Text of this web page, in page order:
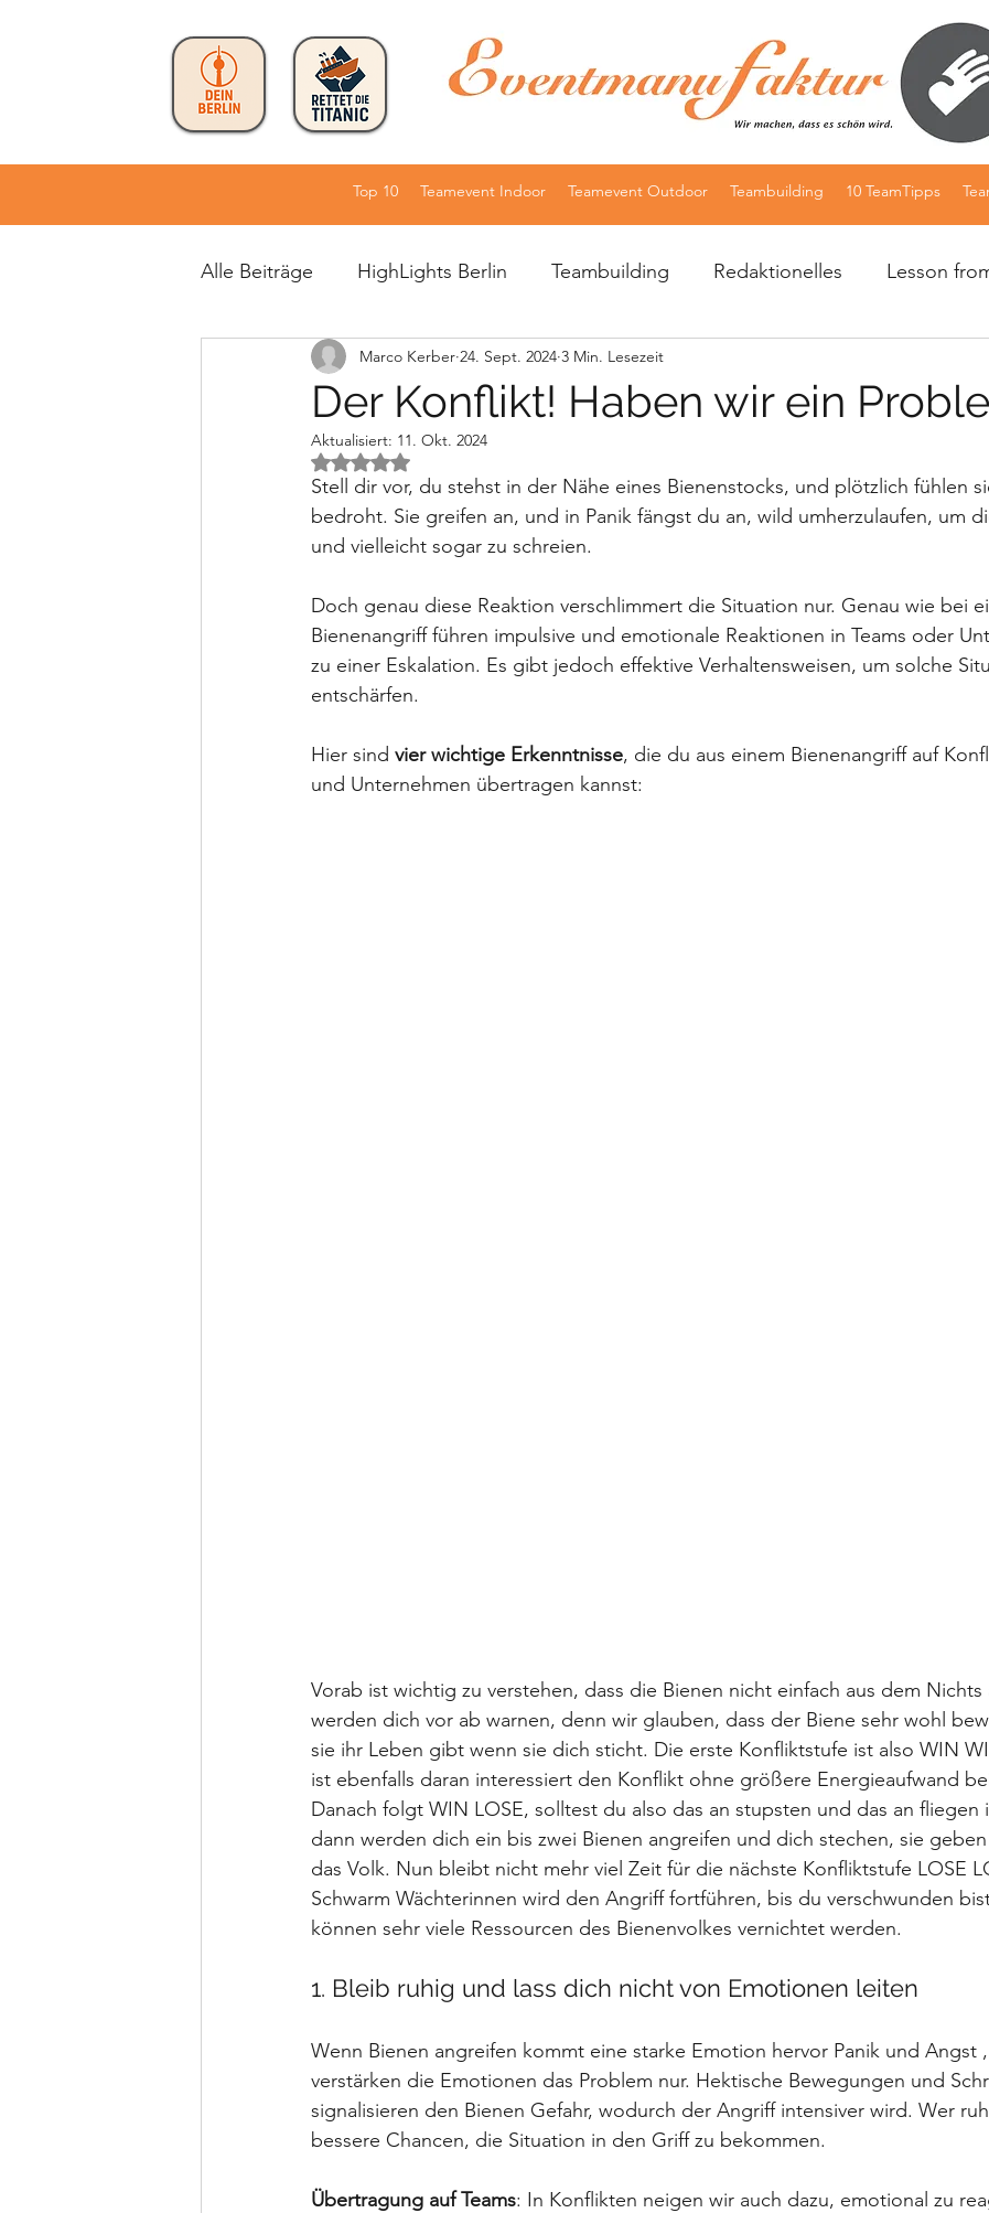
Top 10 Teamevent Indoor Teamevent Outdoor Teambuilding 10 TeamTipps
Alle Beiträge HighLights Berlin Teambuilding Redaktionelles Lesson
Workshopformate TOP 10 Germany Hochzeitsplaner
Der Konflikt! Haben wir ein
Marco Kerber 24. Sept. 2024 3 Min. Lesezeit
Aktualisiert: 11. Okt. 2024
Mit NaN von 5 Sternen bewertet.
Stell dir vor, du stehst in der Nähe eines Bienenstocks, und plötzlich fühlen
bedroht. Sie greifen an, und in Panik fängst du an, wild umherzulaufen, um
und vielleicht sogar zu schreien.
Doch genau diese Reaktion verschlimmert die Situation nur. Genau wie bei
Bienenangriff führen impulsive und emotionale Reaktionen in Teams oder
zu einer Eskalation. Es gibt jedoch effektive Verhaltensweisen, um solche
entschärfen.
Hier sind vier wichtige Erkenntnisse, die du aus einem Bienenangriff auf
und Unternehmen übertragen kannst:
Vorab ist wichtig zu verstehen, dass die Bienen nicht einfach aus dem Nichts
werden dich vor ab warnen, denn wir glauben, dass der Biene sehr wohl
sie ihr Leben gibt wenn sie dich sticht. Die erste Konfliktstufe ist also WIN
ist ebenfalls daran interessiert den Konflikt ohne größere Energieaufwand
Danach folgt WIN LOSE, solltest du also das an stupsten und das an fliegen
dann werden dich ein bis zwei Bienen angreifen und dich stechen, sie
das Volk. Nun bleibt nicht mehr viel Zeit für die nächste Konfliktstufe LOSE
Schwarm Wächterinnen wird den Angriff fortführen, bis du verschwunden
können sehr viele Ressourcen des Bienenvolkes vernichtet werden.
1. Bleib ruhig und lass dich nicht von Emotionen leiten
Wenn Bienen angreifen kommt eine starke Emotion hervor Panik und Angst
verstärken die Emotionen das Problem nur. Hektische Bewegungen und
signalisieren den Bienen Gefahr, wodurch der Angriff intensiver wird. Wer
bessere Chancen, die Situation in den Griff zu bekommen.
Übertragung auf Teams: In Konflikten neigen wir auch dazu, emotional zu